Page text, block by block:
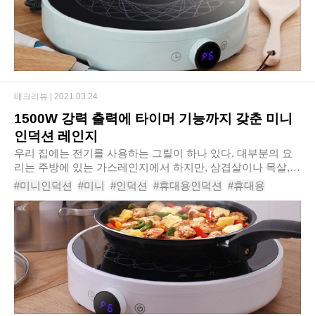
1500W 강력 출력에 타이머 기능까지 갖춘 미니
인덕션 레인지
우리 집에는 전기를 사용하는 그릴이 하나 있다. 대부분의 요
리는 주방에 있는 가스레인지에서 하지만, 삼겹살이나 목살,
갈비 등을 구워 먹을 때는 식탁에서 전기 그릴을 이용해 구우
면서 먹기도 한다. 하지만 불판을 교체하..
#미니인덕션 #미니 #인덕션 #휴대용인덕션 #휴대용
#인덕션추천 #1구인덕션 #보랄인덕션 #추천
#보랄더셰프미니원형인덕션
테크리뷰 | 2021.03.24